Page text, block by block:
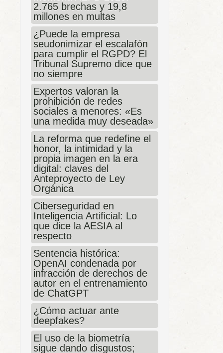
2.765 brechas y 19,8
millones en multas
¿Puede la empresa
seudonimizar el escalafón
para cumplir el RGPD? El
Tribunal Supremo dice que
no siempre
Expertos valoran la
prohibición de redes
sociales a menores: «Es
una medida muy deseada»
La reforma que redefine el
honor, la intimidad y la
propia imagen en la era
digital: claves del
Anteproyecto de Ley
Orgánica
Ciberseguridad en
Inteligencia Artificial: Lo
que dice la AESIA al
respecto
Sentencia histórica:
OpenAI condenada por
infracción de derechos de
autor en el entrenamiento
de ChatGPT
¿Cómo actuar ante
deepfakes?
El uso de la biometría
sigue dando disgustos;